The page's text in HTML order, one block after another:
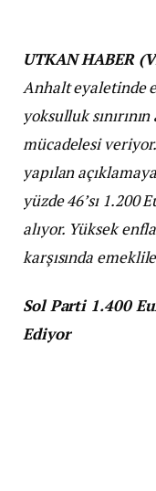
UTKAN HABER
Anhalt eyaletinde
yoksulluk
mücadelesi
yapılan
yüzde 46’sı 1.200
alıyor. Yüksek
karşısında
Sol Parti 1.400
Ediyor